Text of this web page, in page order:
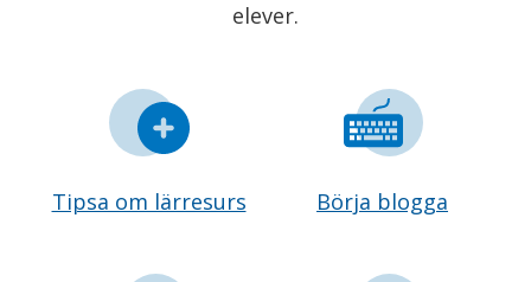
elever.
Tipsa om lärresurs Börja blogga